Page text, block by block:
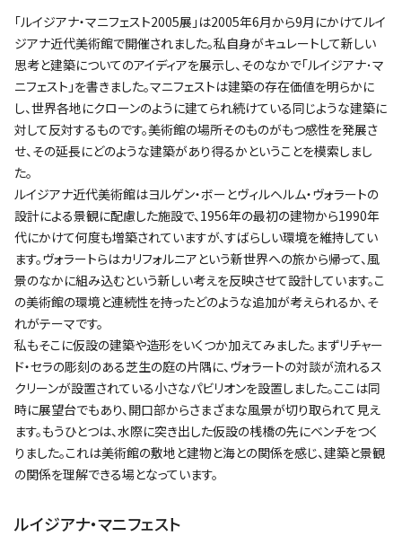
「ルイジアナ・マニフェスト2005展」は2005年6月から9月にかけてルイ
ジアナ近代美術館で開催されました。私自身がキュレートして新しい
思考と建築についてのアイディアを展示し、そのなかで「ルイジアナ･マ
ニフェスト」を書きました。マニフェストは建築の存在価値を明らかに
し、世界各地にクローンのように建てられ続けている同じような建築に
対して反対するものです。美術館の場所そのものがもつ感性を発展さ
せ、その延長にどのような建築があり得るかということを模索しまし
た。
ルイジアナ近代美術館はヨルゲン・ボーとヴィルヘルム・ヴォラートの
設計による景観に配慮した施設で、1956年の最初の建物から1990年
代にかけて何度も増築されていますが、すばらしい環境を維持してい
ます。ヴォラートらはカリフォルニアという新世界への旅から帰って、風
景のなかに組み込むという新しい考えを反映させて設計しています。こ
の美術館の環境と連続性を持ったどのような追加が考えられるか、そ
れがテーマです。
私もそこに仮設の建築や造形をいくつか加えてみました。まずリチャー
ド・セラの彫刻のある芝生の庭の片隅に、ヴォラートの対談が流れるス
クリーンが設置されている小さなパビリオンを設置しました。ここは同
時に展望台でもあり、開口部からさまざまな風景が切り取られて見え
ます。もうひとつは、水際に突き出した仮設の桟橋の先にベンチをつく
りました。これは美術館の敷地と建物と海との関係を感じ、建築と景観
の関係を理解できる場となっています。
ルイジアナ・マニフェスト